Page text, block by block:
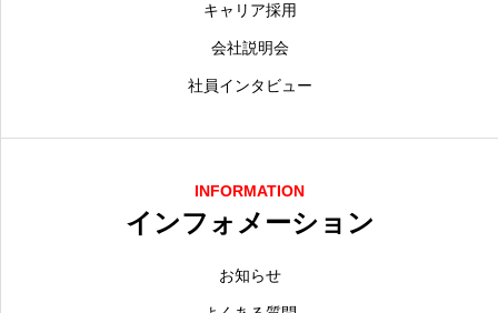
キャリア採用
会社説明会
社員インタビュー
INFORMATION
インフォメーション
お知らせ